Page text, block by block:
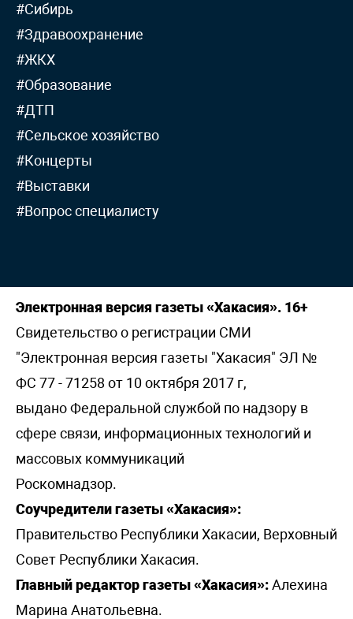
#Сибирь
#Здравоохранение
#ЖКХ
#Образование
#ДТП
#Сельское хозяйство
#Концерты
#Выставки
#Вопрос специалисту
Электронная версия газеты «Хакасия». 16+
Свидетельство о регистрации СМИ
"Электронная версия газеты "Хакасия" ЭЛ №
ФС 77 - 71258 от 10 октября 2017 г,
выдано Федеральной службой по надзору в
сфере связи, информационных технологий и
массовых коммуникаций
Роскомнадзор.
Соучредители газеты «Хакасия»:
Правительство Республики Хакасии, Верховный
Совет Республики Хакасия.
Главный редактор газеты «Хакасия»:Алехина
Марина Анатольевна.